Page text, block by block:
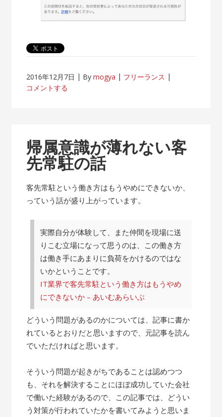
2016年12月7日 Bymogya
フリーランス
コメントする
帰属意識が薄れない客
先常駐の話
客先常駐という働き方はもうやめにできないか、
っていう話が盛り上がっています。
実際自分が体験して、また仲間を現場に送
りこむ立場になって思うのは、この働き方
は働き手にあまりに負荷をかけるのではな
いかということです。
IT業界で客先常駐という働き方はもうやめ
にできないか – あいむあらいぶ
どういう問題があるのかについては、記事に書か
れているとおりだと思いますので、元記事を読ん
でいただければと思います。
そういう問題が起きがちであることは認めつつ
も、それを解決することにほぼ成功していた会社
で働いた経験があるので、この記事では、どうい
う対策が行われていたかを書いてみようと思いま